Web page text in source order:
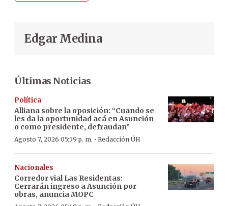
Edgar Medina
Últimas Noticias
Política
Alliana sobre la oposición: “Cuando se
les da la oportunidad acá en Asunción
o como presidente, defraudan”
Agosto 7, 2026 05:59 p. m. · Redacción ÚH
Nacionales
Corredor vial Las Residentas:
Cerrarán ingreso a Asunción por
obras, anuncia MOPC